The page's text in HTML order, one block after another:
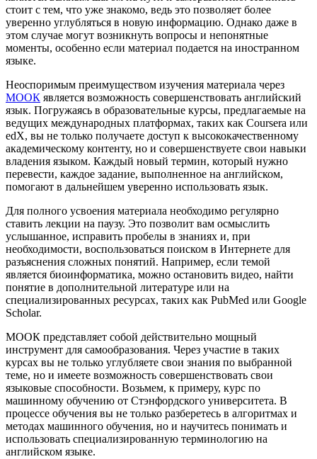
стоит с тем, что уже знакомо, ведь это позволяет более
уверенно углубляться в новую информацию. Однако даже в
этом случае могут возникнуть вопросы и непонятные
моменты, особенно если материал подается на иностранном
языке.
Неоспоримым преимуществом изучения материала через
МООК является возможность совершенствовать английский
язык. Погружаясь в образовательные курсы, предлагаемые на
ведущих международных платформах, таких как Coursera или
edX, вы не только получаете доступ к высококачественному
академическому контенту, но и совершенствуете свои навыки
владения языком. Каждый новый термин, который нужно
перевести, каждое задание, выполненное на английском,
помогают в дальнейшем уверенно использовать язык.
Для полного усвоения материала необходимо регулярно
ставить лекции на паузу. Это позволит вам осмыслить
услышанное, исправить пробелы в знаниях и, при
необходимости, воспользоваться поиском в Интернете для
разъяснения сложных понятий. Например, если темой
является биоинформатика, можно остановить видео, найти
понятие в дополнительной литературе или на
специализированных ресурсах, таких как PubMed или Google
Scholar.
МООК представляет собой действительно мощный
инструмент для самообразования. Через участие в таких
курсах вы не только углубляете свои знания по выбранной
теме, но и имеете возможность совершенствовать свои
языковые способности. Возьмем, к примеру, курс по
машинному обучению от Стэнфордского университета. В
процессе обучения вы не только разберетесь в алгоритмах и
методах машинного обучения, но и научитесь понимать и
использовать специализированную терминологию на
английском языке.